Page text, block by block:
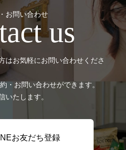
お問い合わせ
us
はお気軽にお問い合わせくださ
・お問い合わせができます。
いたします。
お友だち登録